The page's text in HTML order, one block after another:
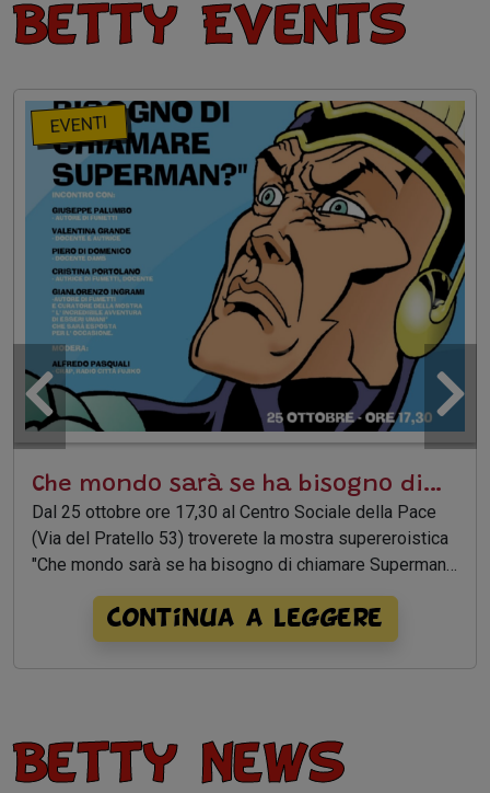
Betty Events
Che mondo sarà se ha bisogno di
chiamare Superman – La mostra a
Bologna
EVENTI
Dal 25 ottobre ore 17,30 al Centro Sociale della Pace
(Via del Pratello 53) troverete la mostra supereroistica
"Che mondo sarà se ha bisogno di chiamare Superman".
La mostra sarà visitabile fino al 6 novembre.
Continua a leggere
Betty News